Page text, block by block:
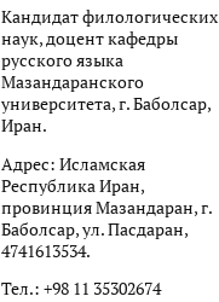
Кандидат филологических
наук, доцент кафедры
русского языка
Мазандаранского
университета, г. Баболсар,
Иран.
Адрес: Исламская
Республика Иран,
провинция Мазандаран, г.
Баболсар, ул. Пасдаран,
4741613534.
Тел.: +98 11 35302674